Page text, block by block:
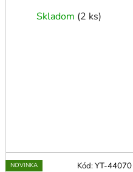
Skladom (2 ks)
NOVINKA Kód:YT-44070